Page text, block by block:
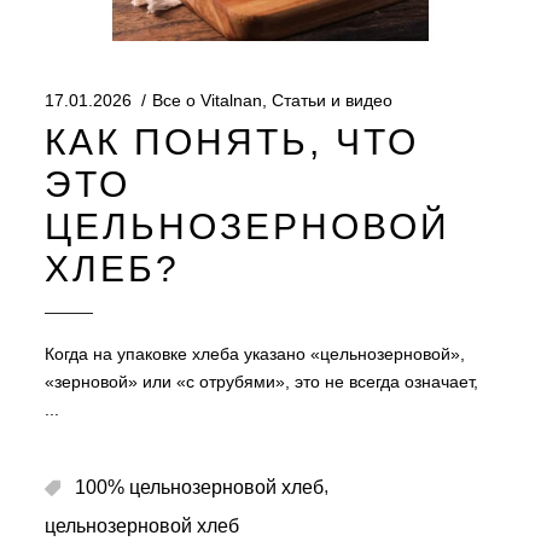
17.01.2026 Все о Vitalnan, Статьи и видео
КАК ПОНЯТЬ, ЧТО
ЭТО
ЦЕЛЬНОЗЕРНОВОЙ
ХЛЕБ?
Когда на упаковке хлеба указано «цельнозерновой»,
«зерновой» или «с отрубями», это не всегда означает,
100% цельнозерновой хлеб,
цельнозерновой хлеб